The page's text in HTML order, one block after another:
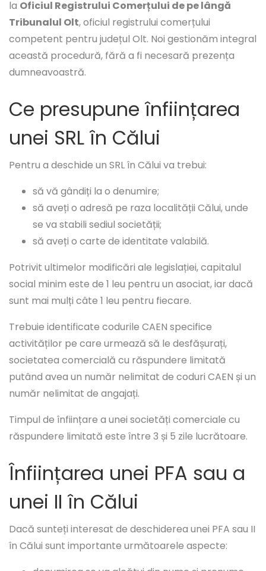
la Oficiul Registrului Comerțului de pe lângă
Tribunalul Olt, oficiul registrului comerțului
competent pentru județul Olt. Noi gestionăm integral
această procedură, fără a fi necesară prezența
dumneavoastră.
Ce presupune înființarea
unei SRL în Călui
Pentru a deschide un SRL în Călui va trebui:
să vă gândiți la o denumire;
să aveți o adresă pe raza localității Călui, unde
se va stabili sediul societății;
să aveți o carte de identitate valabilă.
Potrivit ultimelor modificări ale legislației, capitalul
social minim este de 1 leu pentru un asociat, iar dacă
sunt mai mulți câte 1 leu pentru fiecare.
Trebuie identificate codurile CAEN specifice
activităților pe care urmează să le desfășurați,
societatea comercială cu răspundere limitată
putând avea un număr nelimitat de coduri CAEN și un
număr nelimitat de angajați.
Timpul de înființare a unei societăți comerciale cu
răspundere limitată este între 3 și 5 zile lucrătoare.
Înființarea unei PFA sau a
unei II în Călui
Dacă sunteți interesat de deschiderea unei PFA sau II
în Călui sunt importante următoarele aspecte: